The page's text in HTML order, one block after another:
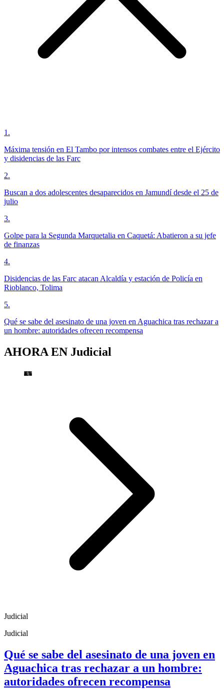
1.
Máxima tensión en El Tambo por intensos combates entre el Ejército
y disidencias de las Farc
2.
Buscan a dos adolescentes desaparecidos en Jamundí desde el 25 de
julio
3.
Golpe para la Segunda Marquetalia en Caquetá: Abatieron a su jefe
de finanzas
4.
Disidencias de las Farc atacan Alcaldía y estación de Policía en
Rioblanco, Tolima
5.
Qué se sabe del asesinato de una joven en Aguachica tras rechazar a
un hombre: autoridades ofrecen recompensa
AHORA EN Judicial
Judicial
Judicial
Qué se sabe del asesinato de una joven en
Aguachica tras rechazar a un hombre:
autoridades ofrecen recompensa